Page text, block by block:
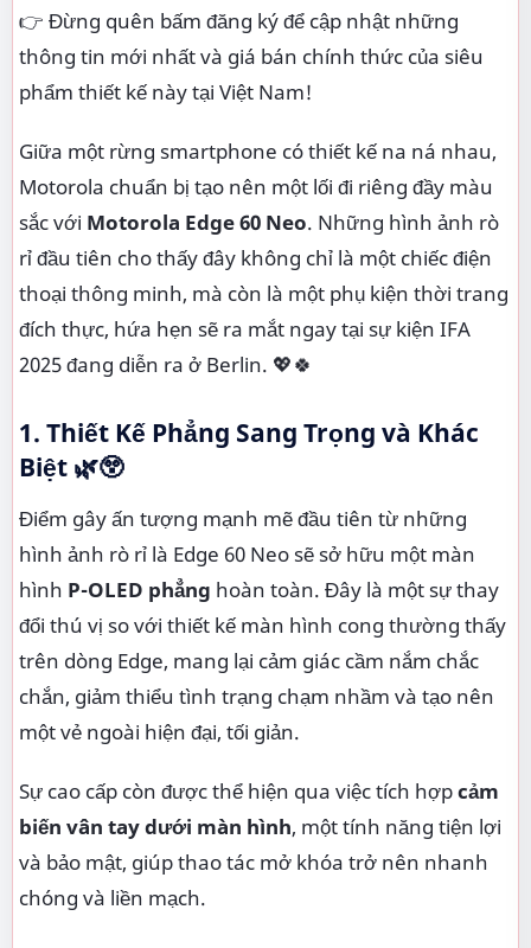
👉 Đừng quên bấm đăng ký để cập nhật những
thông tin mới nhất và giá bán chính thức của siêu
phẩm thiết kế này tại Việt Nam!
Giữa một rừng smartphone có thiết kế na ná nhau,
Motorola chuẩn bị tạo nên một lối đi riêng đầy màu
sắc với Motorola Edge 60 Neo. Những hình ảnh rò
rỉ đầu tiên cho thấy đây không chỉ là một chiếc điện
thoại thông minh, mà còn là một phụ kiện thời trang
đích thực, hứa hẹn sẽ ra mắt ngay tại sự kiện IFA
2025 đang diễn ra ở Berlin. 💖🍀
1. Thiết Kế Phẳng Sang Trọng và Khác
Biệt 🌿😲
Điểm gây ấn tượng mạnh mẽ đầu tiên từ những
hình ảnh rò rỉ là Edge 60 Neo sẽ sở hữu một màn
hình P-OLED phẳng hoàn toàn. Đây là một sự thay
đổi thú vị so với thiết kế màn hình cong thường thấy
trên dòng Edge, mang lại cảm giác cầm nắm chắc
chắn, giảm thiểu tình trạng chạm nhầm và tạo nên
một vẻ ngoài hiện đại, tối giản.
Sự cao cấp còn được thể hiện qua việc tích hợpcảm
biến vân tay dưới màn hình, một tính năng tiện lợi
và bảo mật, giúp thao tác mở khóa trở nên nhanh
chóng và liền mạch.